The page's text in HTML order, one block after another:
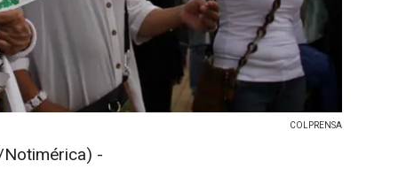
COLPRENSA
Notimérica) -